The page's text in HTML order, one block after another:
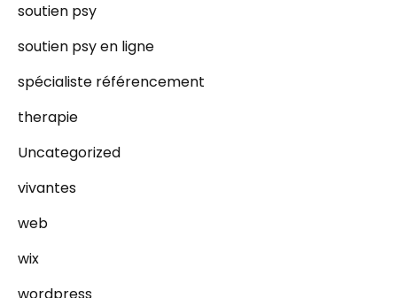
soutien psy
soutien psy en ligne
spécialiste référencement
therapie
Uncategorized
vivantes
web
wix